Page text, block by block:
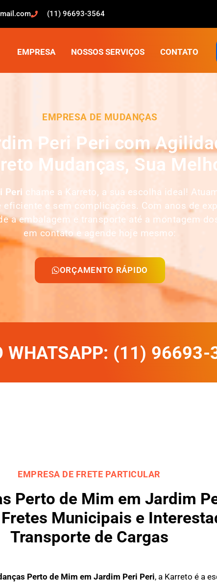
(11) 96693-3564
EMPRESA NOSSOS SERVIÇOS CONTATO
EMPRESA DE MUDANÇAS
Peri Peri com
Mudanças, Sua
Peri chame a Karreto, a sua escolha ideal!
e sem complicações. Com anos de
a embalagem e transporte até a montagem
em contato e agende hoje mesmo:
ORÇAMENTO RÁPIDO
WHATSAPP: (11)
EMPRESA DE FRETE PARTICULAR
Perto de Mim em Jardim
Municipais e
Transporte de Cargas
Perto de Mim em Jardim Peri Peri, a Karreto é a